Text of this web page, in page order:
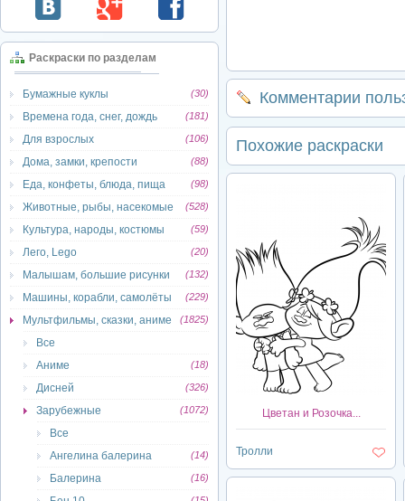
Раскраски по разделам
Бумажные куклы (30)
Времена года, снег, дождь (181)
Для взрослых (106)
Дома, замки, крепости (88)
Еда, конфеты, блюда, пища (98)
Животные, рыбы, насекомые (528)
Культура, народы, костюмы (59)
Лего, Lego (20)
Малышам, большие рисунки (132)
Машины, корабли, самолёты (229)
Мультфильмы, сказки, аниме (1825)
Все
Аниме
(18)
Дисней (326)
Зарубежные (1072)
Все
Ангелина балерина
(14)
Балерина (16)
Комментарии
Похожие раскраски
Цветан и Розочка...
Тролли